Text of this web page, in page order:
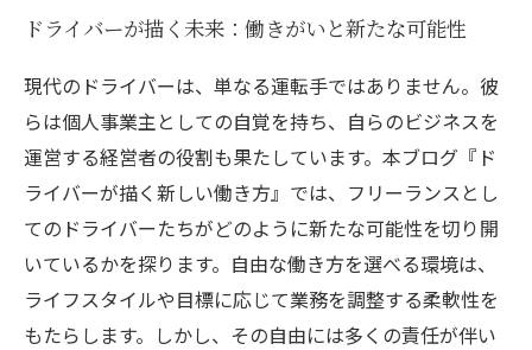
ドライバーが描く未来：働きがいと新たな可能性
現代のドライバーは、単なる運転手ではありません。彼
らは個人事業主としての自覚を持ち、自らのビジネスを
運営する経営者の役割も果たしています。本ブログ『ド
ライバーが描く新しい働き方』では、フリーランスとし
てのドライバーたちがどのように新たな可能性を切り開
いているかを探ります。自由な働き方を選べる環境は、
ライフスタイルや目標に応じて業務を調整する柔軟性を
もたらします。しかし、その自由には多くの責任が伴い